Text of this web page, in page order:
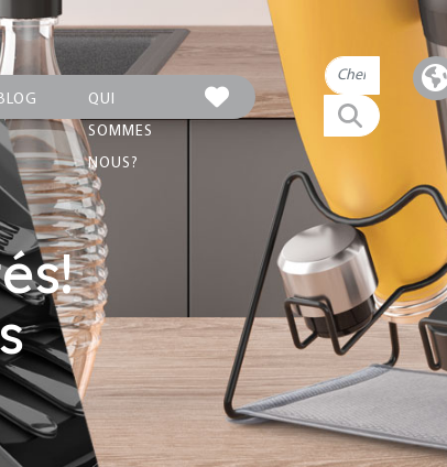
BLOG
QUI
SOMMES
NOUS?